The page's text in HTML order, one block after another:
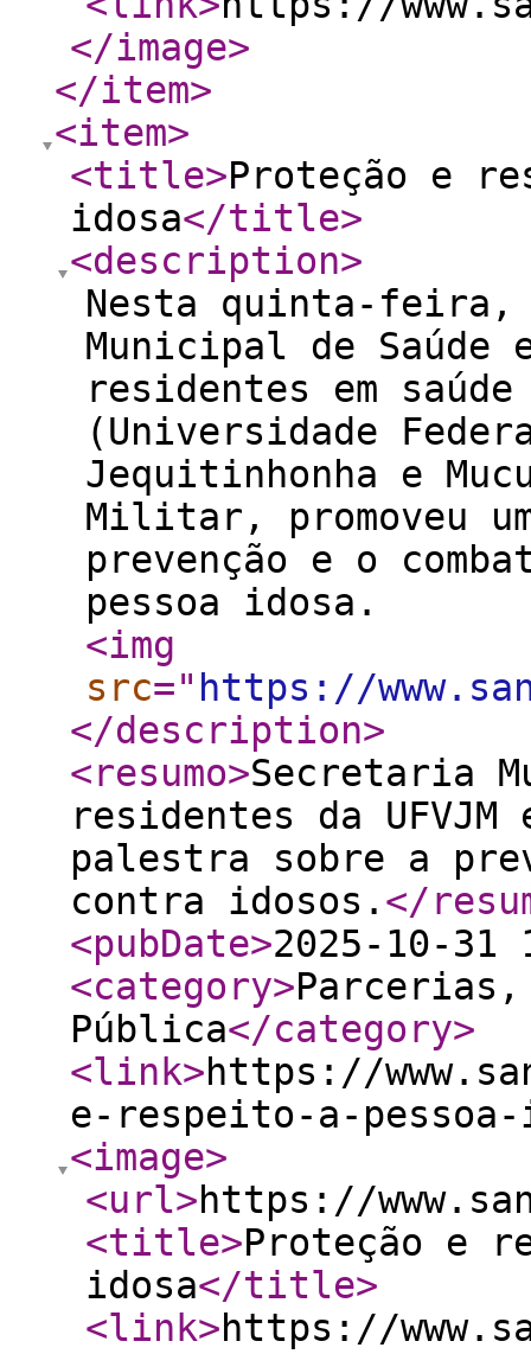
</image>
</item>
<item>
<title>Proteção e
idosa</title>
<description>
Nesta quinta-feira,
Municipal de Saúde
residentes em saúde
(Universidade
Jequitinhonha e
Militar, promoveu
prevenção e o
pessoa idosa.
<img
src=" https://
</description>
<resumo>Secretaria
residentes da
palestra sobre a
contra idosos. </
<pubDate>2025-10-31
<category>Parcerias,
Pública</category>
<link>https://
e-respeito-a-pessoa-
<image>
<url>https://
<title>Proteção e
idosa</title>
<link>https://